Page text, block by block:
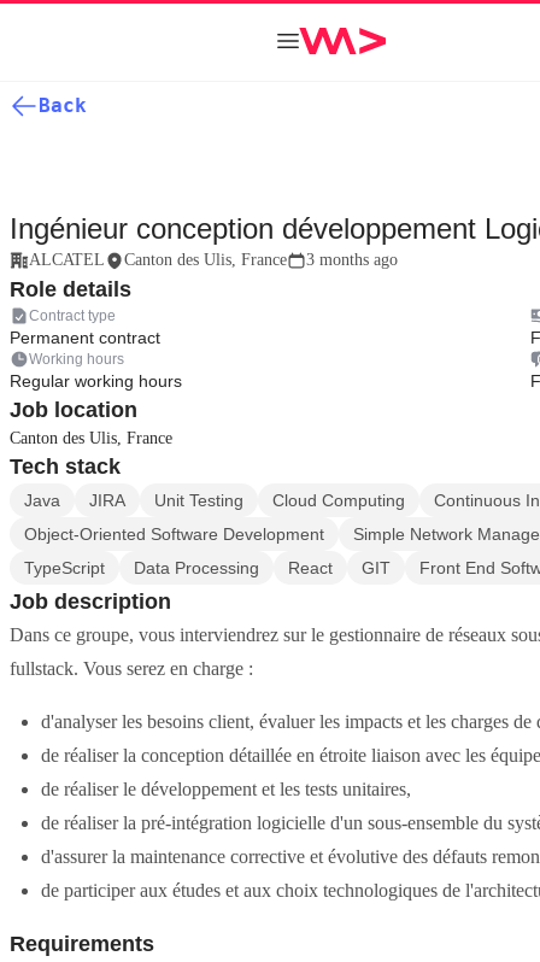
Back
Ingénieur conception développement
ALCATEL Canton des Ulis, France 3 months ago
Role details
Contract type
Permanent contract
Working hours
Regular working hours
Job location
Canton des Ulis, France
Tech stack
Java JIRA Unit Testing Cloud Computing
Continuous
Object-Oriented Software Development
Simple Network
TypeScript
Data Processing React GIT Front End
Job description
Dans ce groupe, vous interviendrez sur le gestionnaire de réseaux
fullstack. Vous serez en charge :
d'analyser les besoins client, évaluer les impacts et les charges de
de réaliser la conception détaillée en étroite liaison avec les
de réaliser le développement et les tests unitaires,
de réaliser la pré-intégration logicielle d'un sous-ensemble du
d'assurer la maintenance corrective et évolutive des défauts
de participer aux études et aux choix technologiques de
Requirements